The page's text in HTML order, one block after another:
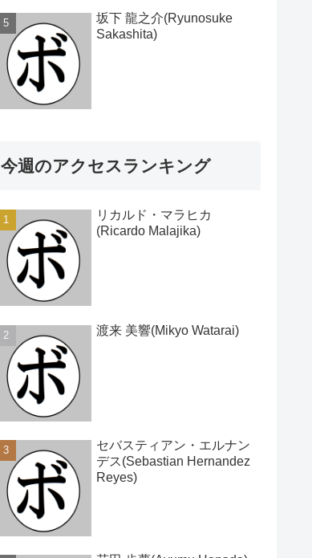
坂下 龍之介(Ryunosuke
Sakashita)
今週のアクセスランキング
リカルド・マラヒカ
(Ricardo Malajika)
渡来 美響(Mikyo Watarai)
セバスティアン・エルナン
デス(Sebastian Hernandez
Reyes)